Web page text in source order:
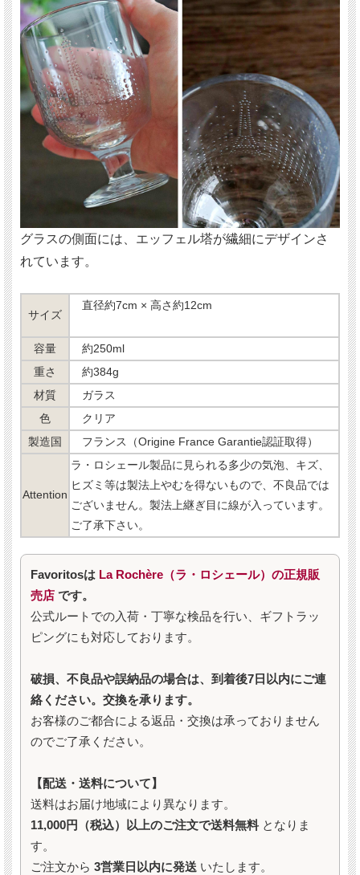
グラスの側面には、エッフェル塔が繊細にデザインさ
れています。
サイズ
直径約7cm × 高さ約12cm
容量
約250ml
重さ
約384g
材質
ガラス
色
クリア
製造国
フランス（Origine France Garantie認証取得）
Attention
ラ・ロシェール製品に見られる多少の気泡、キズ、
ヒズミ等は製法上やむを得ないもので、不良品では
ございません。製法上継ぎ目に線が入っています。
ご了承下さい。
Favoritosは La Rochère（ラ・ロシェール）の正規販
売店 です。
公式ルートでの入荷・丁寧な検品を行い、ギフトラッ
ピングにも対応しております。
破損、不良品や誤納品の場合は、到着後7日以内にご連
絡ください。交換を承ります。
お客様のご都合による返品・交換は承っておりません
のでご了承ください。
【配送・送料について】
送料はお届け地域により異なります。
11,000円（税込）以上のご注文で送料無料 となりま
す。
ご注文から 3営業日以内に発送 いたします。